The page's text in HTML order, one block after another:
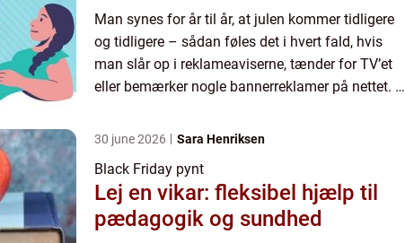
Man synes for år til år, at julen kommer tidligere
og tidligere – sådan føles det i hvert fald, hvis
man slår op i reklameaviserne, tænder for TV’et
eller bemærker nogle bannerreklamer på nettet. På
30 june 2026 Sara Henriksen
Black Friday pynt
Lej en vikar: fleksibel hjælp til
pædagogik og sundhed